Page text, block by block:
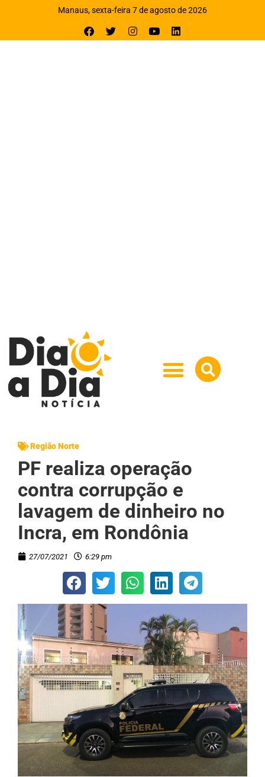
Manaus, sexta-feira 7 de agosto de 2026
Região Norte
PF realiza operação
contra corrupção e
lavagem de dinheiro no
Incra, em Rondônia
27/07/2021 6:29 pm